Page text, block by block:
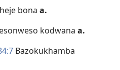
bona a.
kodwana a.
Bazokukhamba